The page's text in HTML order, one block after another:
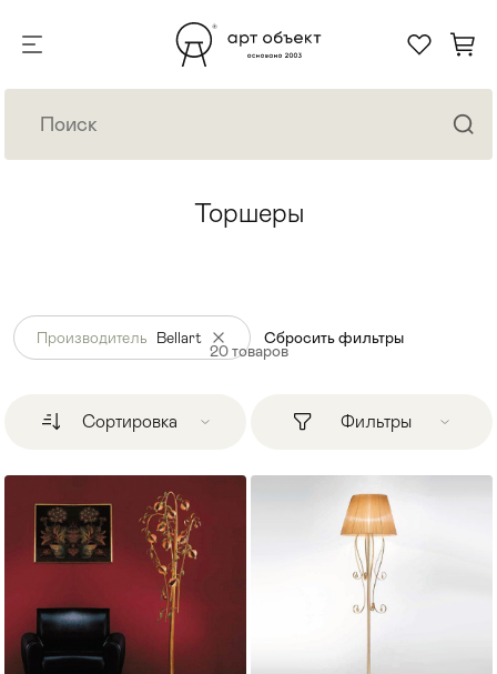
Торшеры
Производитель Bellart Сбросить фильтры
20товаров
Сортировка Фильтры